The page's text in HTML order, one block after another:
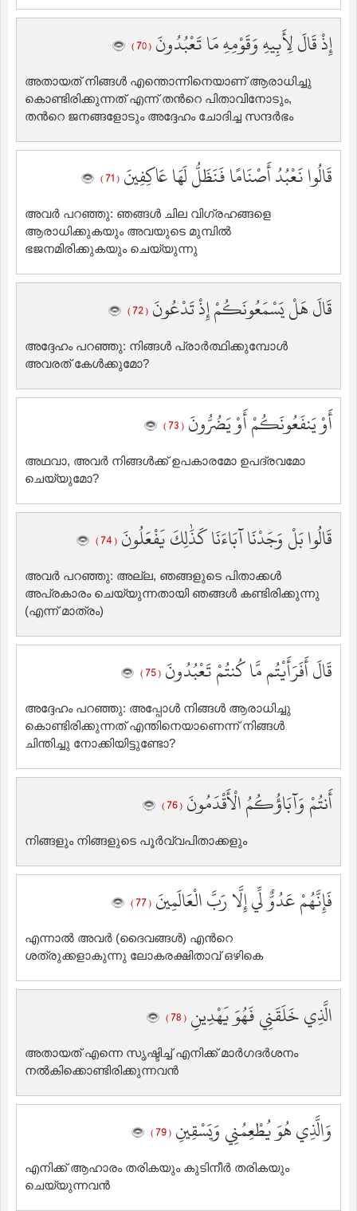
إِذْ قَالَ لِأَبِيهِ وَقَوْمِهِ مَا تَعْبُدُونَ ( 70 )
അതായത് നിങ്ങള്‍ എന്തൊന്നിനെയാണ് ആരാധിച്ചു
കൊണ്ടിരിക്കുന്നത് എന്ന് തന്‍റെ പിതാവിനോടും,
തന്‍റെ ജനങ്ങളോടും അദ്ദേഹം ചോദിച്ച സന്ദര്‍ഭം
قَالُوا نَعْبُدُ أَصْنَامًا فَنَظَلُّ لَهَا عَاكِفِينَ ( 71 )
അവര്‍ പറഞ്ഞു: ഞങ്ങള്‍ ചില വിഗ്രഹങ്ങളെ
ആരാധിക്കുകയും അവയുടെ മുമ്പില്‍
‍ഭജനമിരിക്കുകയും ചെയ്യുന്നു
قَالَ هَلْ يَسْمَعُونَكُمْ إِذْ تَدْعُونَ ( 72 )
അദ്ദേഹം പറഞ്ഞു: നിങ്ങള്‍ പ്രാര്‍ത്ഥിക്കുമ്പോള്‍
അവരത് കേള്‍ക്കുമോ?
أَوْ يَنفَعُونَكُمْ أَوْ يَضُرُّونَ ( 73 )
അഥവാ, അവര്‍ നിങ്ങള്‍ക്ക് ഉപകാരമോ ഉപദ്രവമോ
ചെയ്യുമോ?
قَالُوا بَلْ وَجَدْنَا آبَاءَنَا كَذَٰلِكَ يَفْعَلُونَ ( 74 )
അവര്‍ പറഞ്ഞു: അല്ല, ഞങ്ങളുടെ പിതാക്കള്‍
അപ്രകാരം ചെയ്യുന്നതായി ഞങ്ങള്‍ കണ്ടിരിക്കുന്നു
(എന്ന് മാത്രം)
قَالَ أَفَرَأَيْتُم مَّا كُنتُمْ تَعْبُدُونَ ( 75 )
അദ്ദേഹം പറഞ്ഞു: അപ്പോള്‍ നിങ്ങള്‍ ആരാധിച്ചു
കൊണ്ടിരിക്കുന്നത് എന്തിനെയാണെന്ന് നിങ്ങള്‍
ചിന്തിച്ചു നോക്കിയിട്ടുണ്ടോ?
أَنتُمْ وَآبَاؤُكُمُ الْأَقْدَمُونَ ( 76 )
നിങ്ങളും നിങ്ങളുടെ പൂര്‍വ്വപിതാക്കളും
فَإِنَّهُمْ عَدُوٌّ لِّي إِلَّا رَبَّ الْعَالَمِينَ ( 77 )
എന്നാല്‍ അവര്‍ (ദൈവങ്ങള്‍) എന്‍റെ
ശത്രുക്കളാകുന്നു ലോകരക്ഷിതാവ് ഒഴികെ
الَّذِي خَلَقَنِي فَهُوَ يَهْدِينِ ( 78 )
അതായത് എന്നെ സൃഷ്ടിച്ച് എനിക്ക് മാര്‍ഗദര്‍ശനം
നല്‍കിക്കൊണ്ടിരിക്കുന്നവന്‍
وَالَّذِي هُوَ يُطْعِمُنِي وَيَسْقِينِ ( 79 )
എനിക്ക് ആഹാരം തരികയും കുടിനീര്‍ തരികയും
ചെയ്യുന്നവന്‍